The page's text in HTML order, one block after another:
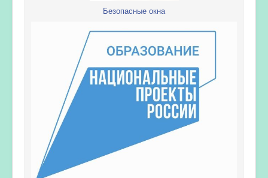
Безопасные окна